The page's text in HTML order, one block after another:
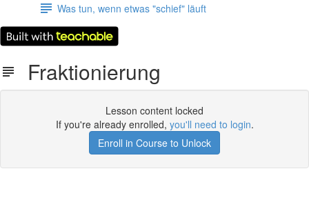
Was tun, wenn etwas "schief" läuft
Fraktionierung
Lesson content locked
If you're already enrolled, you'll need to login.
Enroll in Course to Unlock